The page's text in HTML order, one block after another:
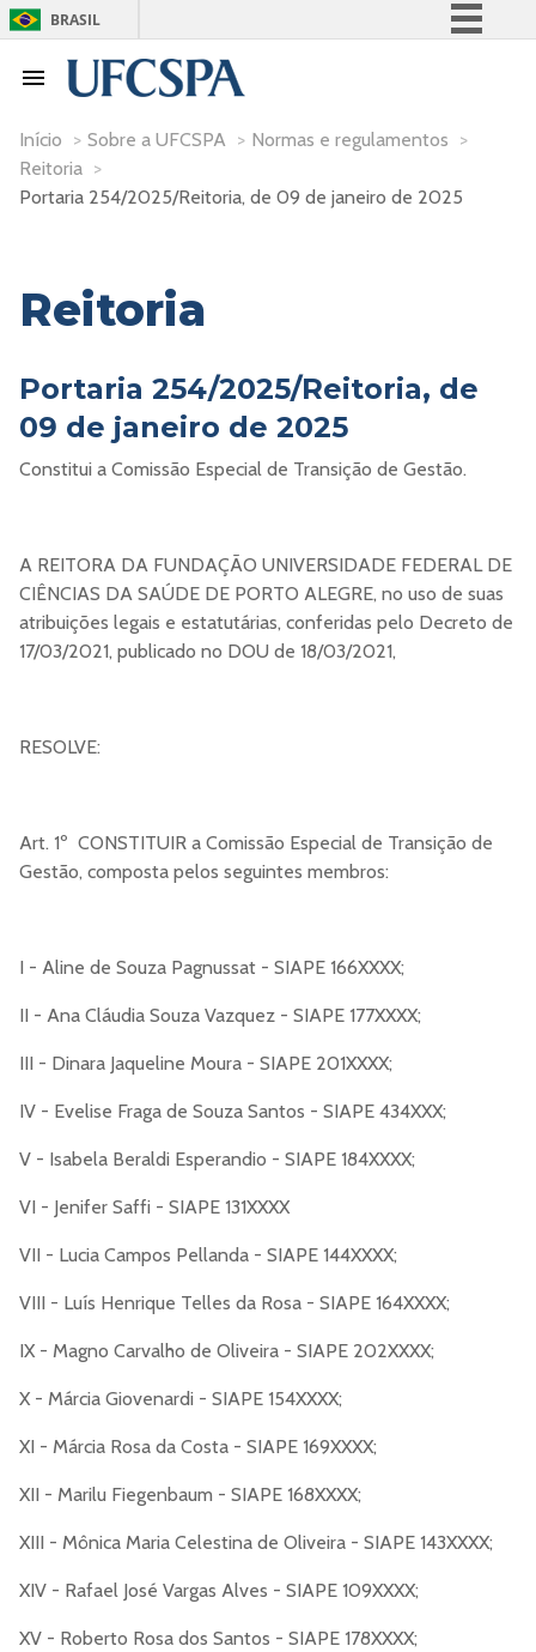
BRASIL
Participe
Início > Sobre a UFCSPA > Normas e regulamentos >
Reitoria >
Portaria 254/2025/Reitoria, de 09 de janeiro de 2025
Reitoria
Portaria 254/2025/Reitoria, de
09 de janeiro de 2025
Constitui a Comissão Especial de Transição de Gestão.
A REITORA DA FUNDAÇÃO UNIVERSIDADE FEDERAL DE
CIÊNCIAS DA SAÚDE DE PORTO ALEGRE, no uso de suas
atribuições legais e estatutárias, conferidas pelo Decreto de
17/03/2021, publicado no DOU de 18/03/2021,
RESOLVE:
Art. 1º CONSTITUIR a Comissão Especial de Transição de
Gestão, composta pelos seguintes membros:
I - Aline de Souza Pagnussat - SIAPE 166XXXX;
II - Ana Cláudia Souza Vazquez - SIAPE 177XXXX;
III - Dinara Jaqueline Moura - SIAPE 201XXXX;
IV - Evelise Fraga de Souza Santos - SIAPE 434XXX;
V - Isabela Beraldi Esperandio - SIAPE 184XXXX;
VI - Jenifer Saffi - SIAPE 131XXXX
VII - Lucia Campos Pellanda - SIAPE 144XXXX;
VIII - Luís Henrique Telles da Rosa - SIAPE 164XXXX;
IX - Magno Carvalho de Oliveira - SIAPE 202XXXX;
X - Márcia Giovenardi - SIAPE 154XXXX;
XI - Márcia Rosa da Costa - SIAPE 169XXXX;
XII - Marilu Fiegenbaum - SIAPE 168XXXX;
XIII - Mônica Maria Celestina de Oliveira - SIAPE 143XXXX;
XIV - Rafael José Vargas Alves - SIAPE 109XXXX;
XV - Roberto Rosa dos Santos - SIAPE 178XXXX;